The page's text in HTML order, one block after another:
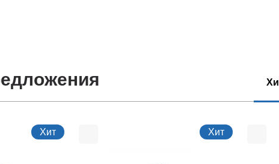
Хит Хит